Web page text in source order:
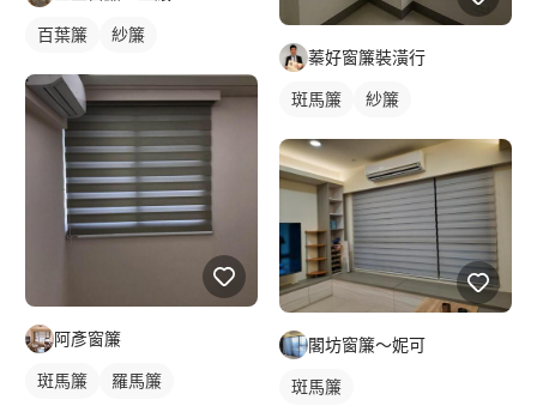
百葉簾 紗簾
阿彥窗簾
斑馬簾 羅馬簾
蓁好窗簾裝潢行
斑馬簾 紗簾
閣坊窗簾～妮可
斑馬簾